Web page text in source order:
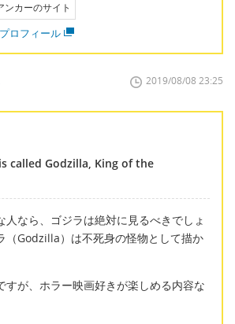
ンカーのサイト
ロフィール
2019/08/08 23:25
called Godzilla, King of the
人なら、ゴジラは絶対に見るべきでしょ
（Godzilla）は不死身の怪物として描か
すが、ホラー映画好きが楽しめる内容な